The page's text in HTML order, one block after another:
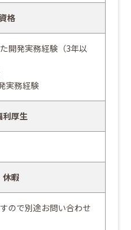
格
開発実務経験（3年以
実務経験
利厚生
休暇
ので別途お問い合わせ